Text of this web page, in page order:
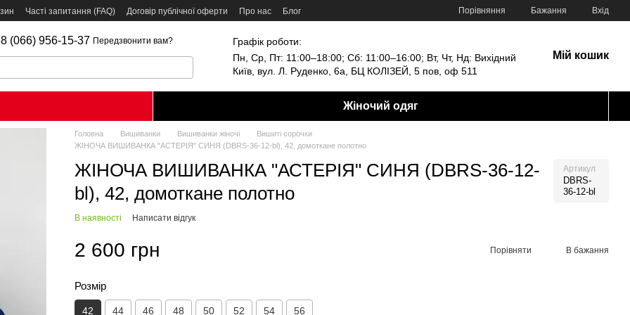
Часті запитання (FAQ) Договір публічної оферти Про нас Блог Порівняння Бажання Вхід
(066) 956-15-37 Передзвонити вам?
Графік роботи:
Пн, Ср, Пт: 11:00–18:00; Сб: 11:00–16:00; Вт, Чт, Нд: Вихідний
Київ, вул. Л. Руденко, 6а, БЦ КОЛІЗЕЙ, 5 пов, оф 511
Мій кошик
Жіночий одяг
Головна Вишиванки Вишиванки жіночі
Вишиті сорочки
ЖІНОЧА ВИШИВАНКА "АСТЕРІЯ" СИНЯ (DBRS-36-12-bl), 42, домоткане полотно
ЖІНОЧА ВИШИВАНКА "АСТЕРІЯ" СИНЯ (DBRS-36-12-
bl), 42, домоткане полотно
Артикул
DBRS-
36-12-bl
В наявності Написати відгук
2 600 грн Порівняти В бажання
Розмір
42 44 46 48 50 52 54 56